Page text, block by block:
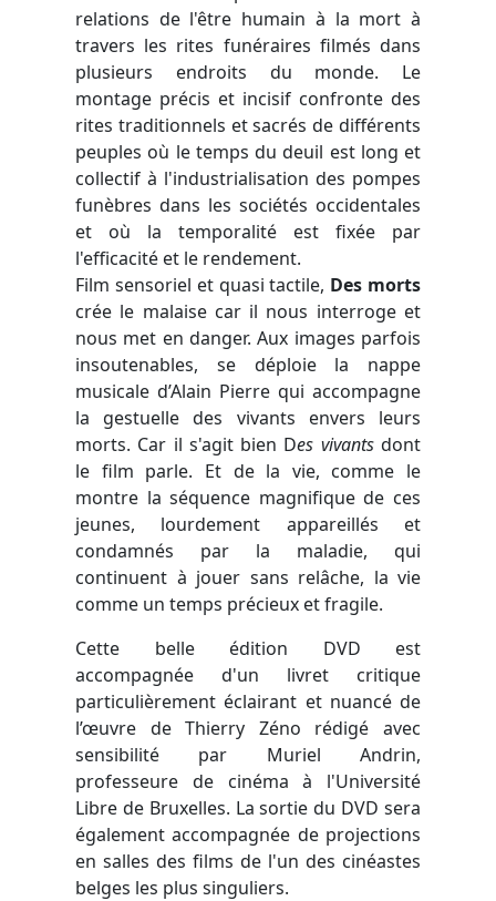
relations de l'être humain à la mort à
travers les rites funéraires filmés dans
plusieurs endroits du monde. Le
montage précis et incisif confronte des
rites traditionnels et sacrés de différents
peuples où le temps du deuil est long et
collectif à l'industrialisation des pompes
funèbres dans les sociétés occidentales
et où la temporalité est fixée par
l'efficacité et le rendement.
Film sensoriel et quasi tactile, Des morts
crée le malaise car il nous interroge et
nous met en danger. Aux images parfois
insoutenables, se déploie la nappe
musicale d’Alain Pierre qui accompagne
la gestuelle des vivants envers leurs
morts. Car il s'agit bien Des vivantsdont
le film parle. Et de la vie, comme le
montre la séquence magnifique de ces
jeunes, lourdement appareillés et
condamnés par la maladie, qui
continuent à jouer sans relâche, la vie
comme un temps précieux et fragile.
Cette belle édition DVD est
accompagnée d'un livret critique
particulièrement éclairant et nuancé de
l’œuvre de Thierry Zéno rédigé avec
sensibilité par Muriel Andrin,
professeure de cinéma à l'Université
Libre de Bruxelles. La sortie du DVD sera
également accompagnée de projections
en salles des films de l'un des cinéastes
belges les plus singuliers.